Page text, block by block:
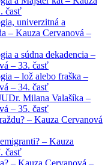
časť
univerzitná a
– Kauza Cervanová –
a súdna dekadencia –
– 33. časť
– lož alebo fraška –
– 34. časť
Milana Valašíka –
– 35. časť
– Kauza Cervanová
– Kauza
časť
– Kauza Cervanová –